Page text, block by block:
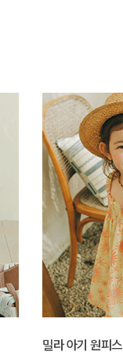
밀라 아기 원피스